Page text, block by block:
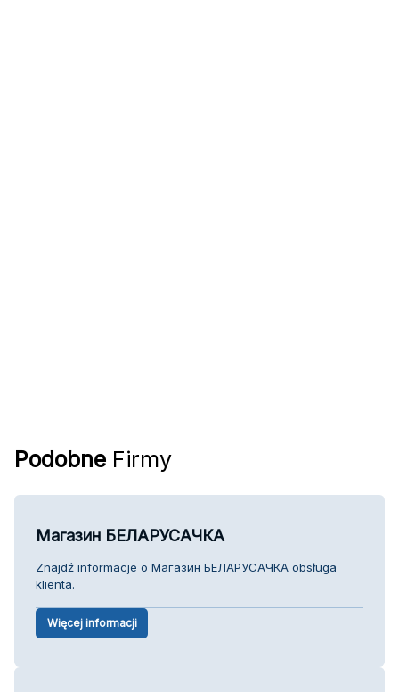
Podobne Firmy
Магазин БЕЛАРУСАЧКА
Znajdź informacje o Магазин БЕЛАРУСАЧКА obsługa
klienta.
Więcej informacji